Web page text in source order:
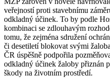
veřejností proti stavebnímu
odkladný účinek. To by podle
kombinaci se zdlouhavým
tomu, že zejména sdružení
či desetiletí blokovat svými
ČR úspěšně podpořila
odkladný účinek žaloby přiznán
škody na životním prostředí.